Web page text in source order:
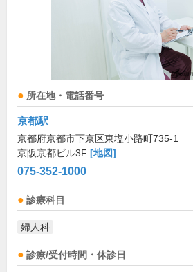
所在地・電話番号
京都駅
京都府京都市下京区東塩小路町735-1
京阪京都ビル3F [地図]
075-352-1000
診療科目
婦人科
診療/受付時間・休診日